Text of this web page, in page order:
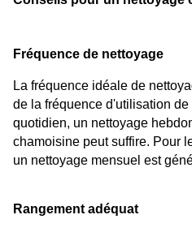
Fréquence de nettoyage
La fréquence idéale de
de la fréquence d'utilisation
quotidien, un nettoyage
chamoisine peut suffire. Pour
un nettoyage mensuel est
Rangement adéquat